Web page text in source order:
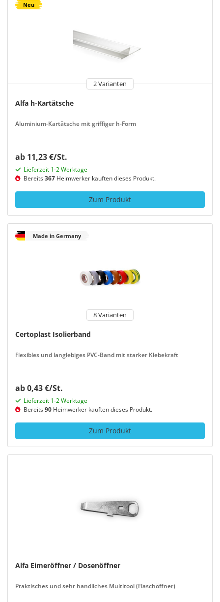
Neu
2 Varianten
Alfa h-Kartätsche
Aluminium-Kartätsche mit griffiger h-Form
ab 11,23 €/St.
Lieferzeit 1-2 Werktage
Bereits367 Heimwerker kauften dieses Produkt.
Zum Produkt
Made in Germany
8 Varianten
Certoplast Isolierband
Flexibles und langlebiges PVC-Band mit starker Klebekraft
ab 0,43 €/St.
Lieferzeit 1-2 Werktage
Bereits90 Heimwerker kauften dieses Produkt.
Zum Produkt
Alfa Eimeröffner / Dosenöffner
Praktisches und sehr handliches Multitool (Flaschöffner)